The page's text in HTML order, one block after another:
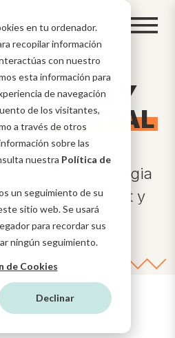
en tu ordenador.
recopilar información
con nuestro
esta información para
de navegación
de los visitantes,
a través de otros
sobre las
nuestra Política de
un seguimiento de su
sitio web. Se usará
para recordar sus
ningún seguimiento.
de Cookies
Declinar
IA, CRM Y
DIGITAL
IA, CRM, Estrategia
HubSpot y
en nuestro blog